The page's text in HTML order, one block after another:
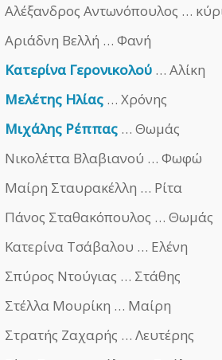
Αλέξανδρος Αντωνόπουλος …
Αριάδνη Βελλή … Φανή
Κατερίνα Γερονικολού … Αλίκη
Μελέτης Ηλίας … Χρόνης
Μιχάλης Ρέππας … Θωμάς
Νικολέττα Βλαβιανού … Φωφώ
Μαίρη Σταυρακέλλη … Ρίτα
Πάνος Σταθακόπουλος … Θωμάς
Κατερίνα Τσάβαλου … Ελένη
Σπύρος Ντούγιας … Στάθης
Στέλλα Μουρίκη … Μαίρη
Στρατής Ζαχαρής … Λευτέρης